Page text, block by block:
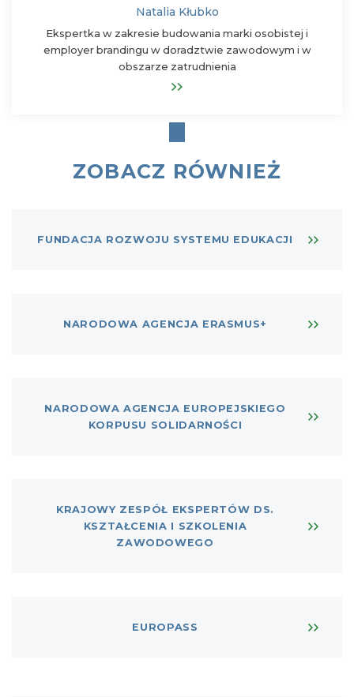
Natalia Kłubko
Ekspertka w zakresie budowania marki osobistej i
employer brandingu w doradztwie zawodowym i w
obszarze zatrudnienia
ZOBACZ RÓWNIEŻ
FUNDACJA ROZWOJU SYSTEMU EDUKACJI
NARODOWA AGENCJA ERASMUS+
NARODOWA AGENCJA EUROPEJSKIEGO
KORPUSU SOLIDARNOŚCI
KRAJOWY ZESPÓŁ EKSPERTÓW DS.
KSZTAŁCENIA I SZKOLENIA
ZAWODOWEGO
EUROPASS